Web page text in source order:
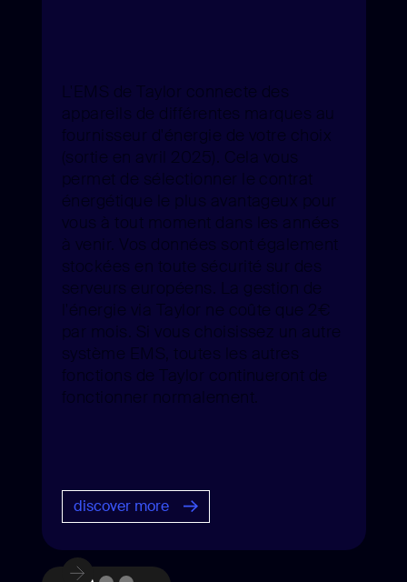
L'EMS de Taylor connecte des
appareils de différentes marques au
fournisseur d'énergie de votre choix
(sortie en avril 2025). Cela vous
permet de sélectionner le contrat
énergétique le plus avantageux pour
vous à tout moment dans les années
à venir. Vos données sont également
stockées en toute sécurité sur des
serveurs européens. La gestion de
l'énergie via Taylor ne coûte que 2€
par mois. Si vous choisissez un autre
système EMS, toutes les autres
fonctions de Taylor continueront de
fonctionner normalement.
discover more